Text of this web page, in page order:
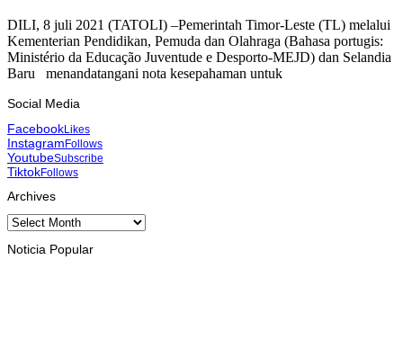
DILI, 8 juli 2021 (TATOLI) –Pemerintah Timor-Leste (TL) melalui
Kementerian Pendidikan, Pemuda dan Olahraga (Bahasa portugis:
Ministério da Educação Juventude e Desporto-MEJD) dan Selandia
Baru menandatangani nota kesepahaman untuk
Social Media
FacebookLikes
InstagramFollows
YoutubeSubscribe
TiktokFollows
Archives
Archives
Noticia Popular